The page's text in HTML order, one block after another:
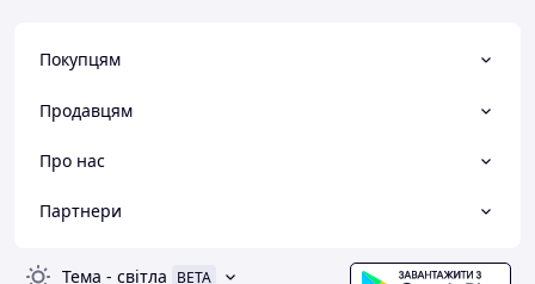
Покупцям
Продавцям
Про нас
Партнери
Тема - світла BETA